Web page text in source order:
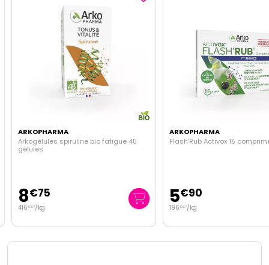
ARKOPHARMA
Arkogélules spiruline bio fatigue 45
gélules
8€75
416€67/kg
ARKOPHARMA
Flash'Rub Activox 15
5€90
196€67/kg